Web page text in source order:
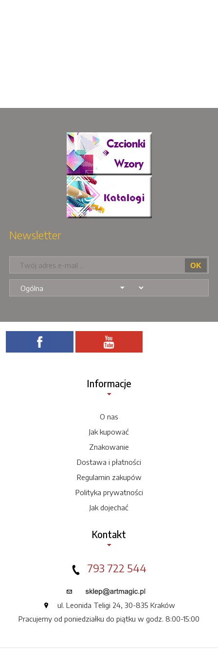
Newsletter
Informacje
O nas
Jak kupować
Znakowanie
Dostawa i płatności
Regulamin zakupów
Polityka prywatności
Jak dojechać
Kontakt
793 722 544
ul. Leonida Teligi 24, 30-835 Kraków
Pracujemy od poniedziałku do piątku w godz. 8:00-15:00